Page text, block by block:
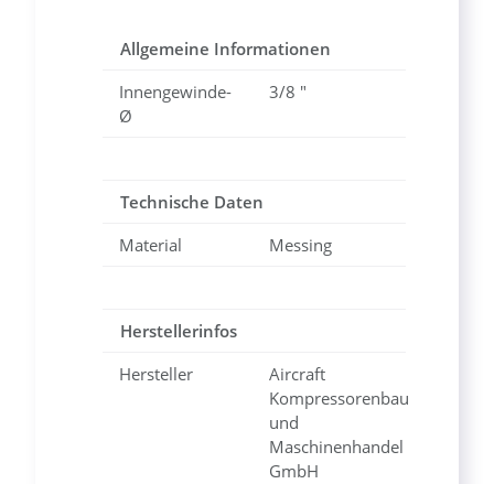
Allgemeine Informationen
Innengewinde-
Ø
3/8 "
Technische Daten
Material
Messing
Herstellerinfos
Hersteller
Aircraft
Kompressorenbau
und
Maschinenhandel
GmbH